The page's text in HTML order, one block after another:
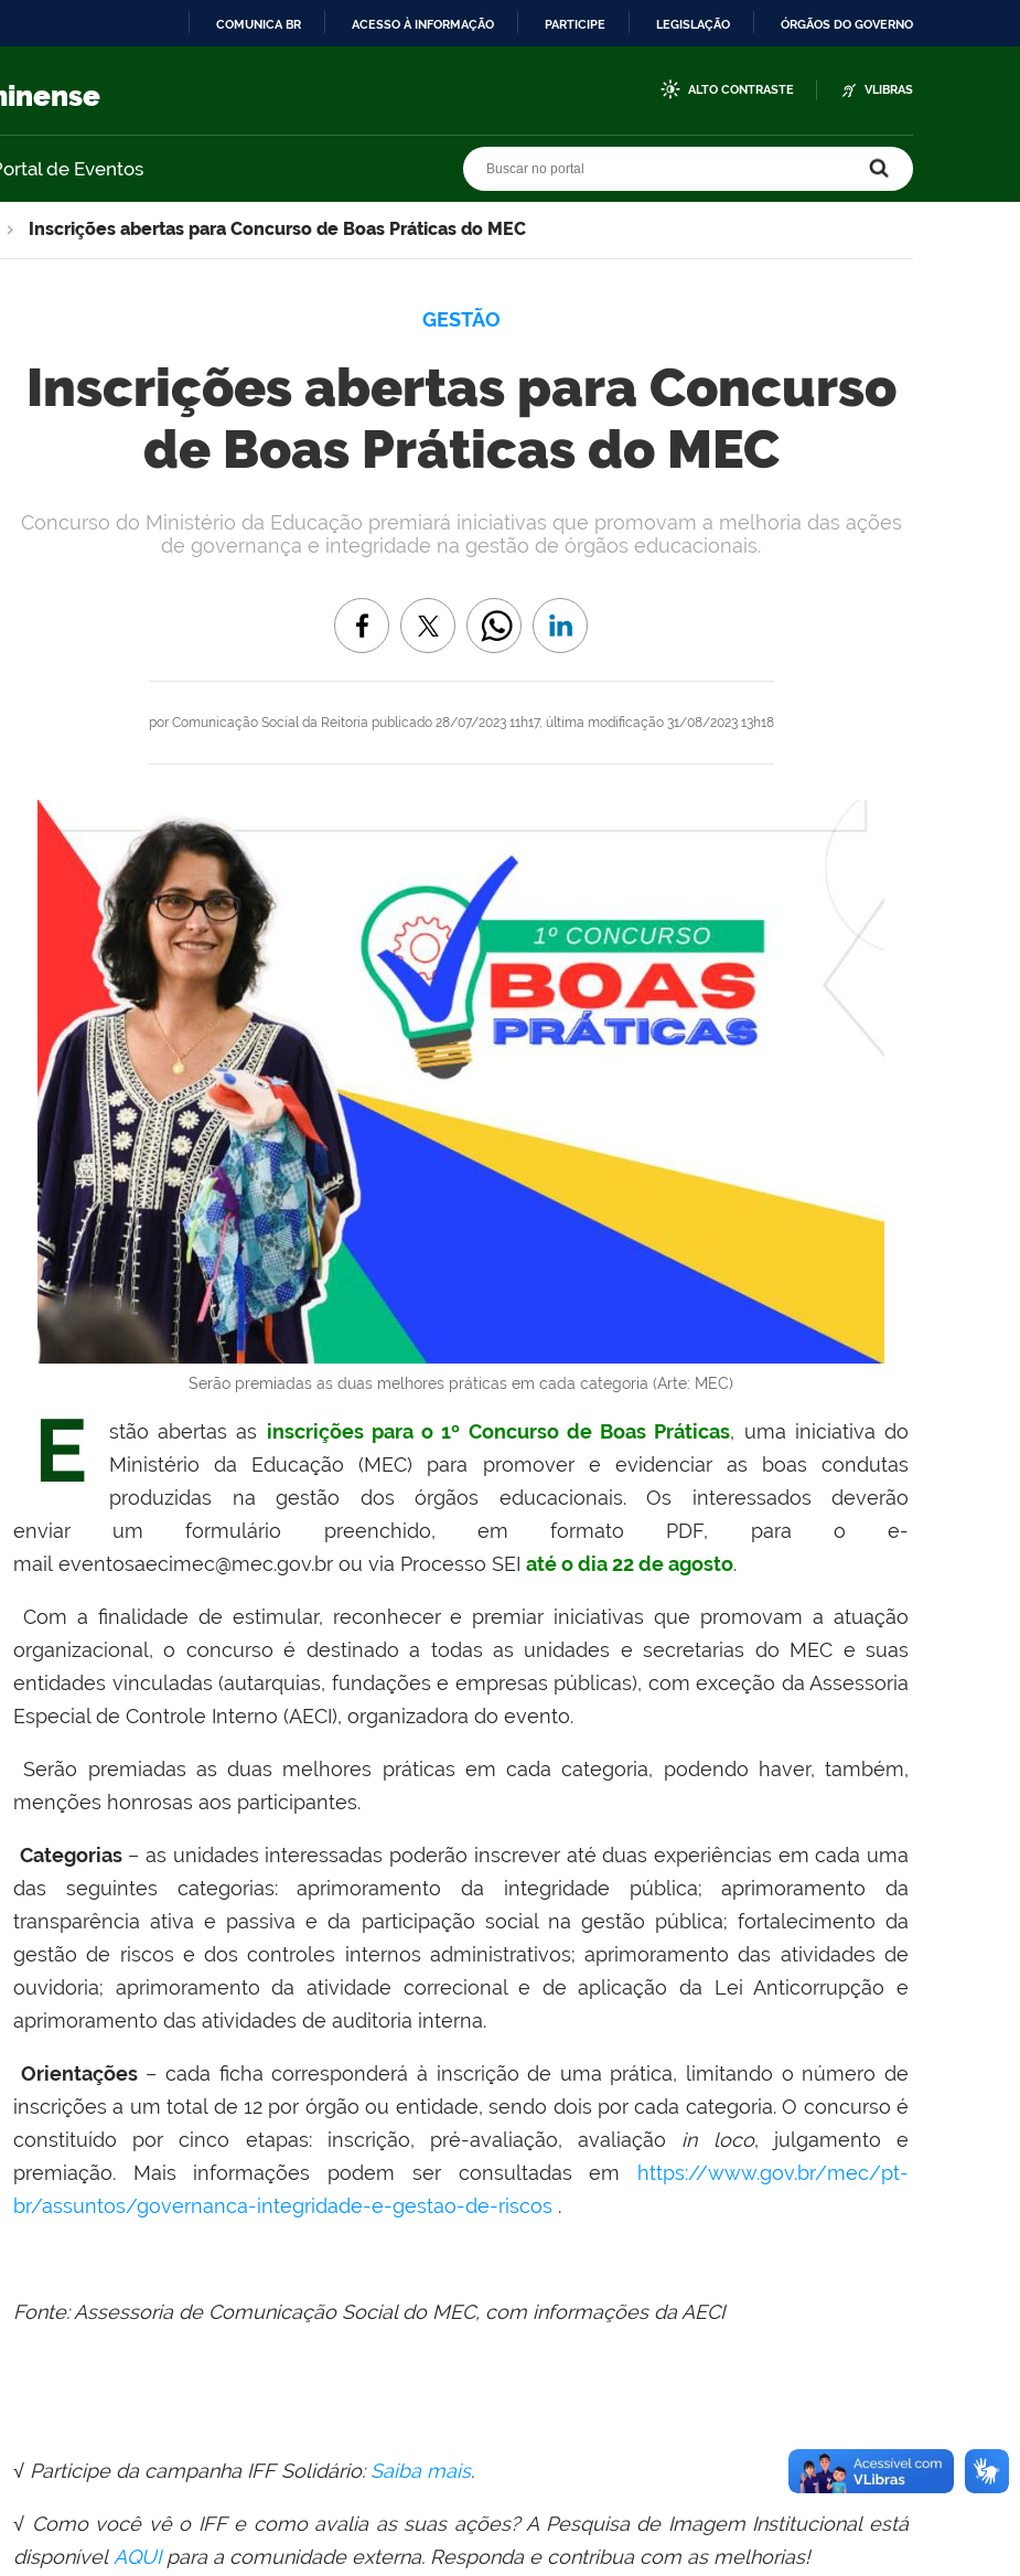
COMUNICA BR ACESSO À INFORMAÇÃO PARTICIPE LEGISLAÇÃO ÓRGÃOS DO GOVERNO
ALTO CONTRASTE VLIBRAS
de Eventos
Inscrições abertas para Concurso de Boas Práticas do MEC
GESTÃO
Inscrições abertas para Concurso
de Boas Práticas do MEC
por Comunicação Social da Reitoria publicado28/07/2023 11h17, última modificação31/08/2023 13h18
Concurso do Ministério da Educação premiará iniciativas que promovam a melhoria das ações
de governança e integridade na gestão de órgãos educacionais.
Serão premiadas as duas melhores práticas em cada categoria (Arte: MEC)
E stão abertas as inscrições para o 1º Concurso de Boas Práticas, uma iniciativa do
Ministério da Educação (MEC) para promover e evidenciar as boas condutas
produzidas na gestão dos órgãos educacionais.
Os interessados deverão
enviar umformulário preenchido, em formato PDF, para oe-
mail eventosaecimec@mec.gov.br ou via Processo SEI até o dia 22 de agosto.
Com a finalidade de estimular, reconhecer e premiar iniciativas que promovam a atuação
organizacional, o concurso é destinadoa todas as unidades e secretarias do MEC e suas
entidades vinculadas (autarquias, fundações e empresas públicas), com exceção da Assessoria
Especial de Controle Interno (AECI), organizadora do evento.
Serão premiadas as duas melhores práticas em cada categoria, podendo haver, também,
menções honrosas aos participantes.
Categorias – as unidades interessadas poderão inscrever até duas experiências em cada uma
das seguintes categorias: aprimoramento da integridade pública; aprimoramento da
transparência ativa e passiva e da participação social na gestão pública; fortalecimento da
gestão de riscos e dos controles internos administrativos; aprimoramento das atividades de
ouvidoria; aprimoramento da atividade correcional e de aplicação da Lei Anticorrupção e
aprimoramento das atividades de auditoria interna.
Orientações – cada ficha corresponderá à inscrição de uma prática, limitando o número de
inscrições a um total de 12 por órgão ou entidade, sendo dois por cada categoria. O concurso é
constituído por cinco etapas: inscrição, pré-avaliação, avaliação in loco, julgamento e
premiação. Mais informações podem ser consultadas em https://www.gov.br/mec/pt-
br/assuntos/governanca-integridade-e-gestao-de-riscos .
Fonte: Assessoria de Comunicação Social do MEC, com informações da AECI
√ Participe da campanha IFF Solidário:Saiba mais.
√ Como você vê o IFF e como avalia as suas ações? A Pesquisa deImagem Institucional está
disponível AQUIpara a comunidadeexterna. Responda e contribua com as melhorias!